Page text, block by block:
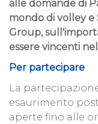
alle domande di
mondo di volley e
Group,
essere vincenti
Per partecipare
La
esaurimento
aperte fino alle